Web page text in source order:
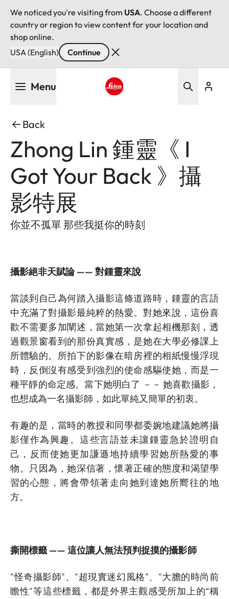
We noticed you're visiting from USA. Choose a different
country or region to view content for your location and
shop online.
USA (English)
Continue
Menu
Back
Zhong Lin 鍾靈《 I
Got Your Back 》攝
影特展
你並不孤單 那些我挺你的時刻
攝影絕非天賦論 —— 對鍾靈來說
當談到自己為何踏入攝影這條道路時，鍾靈的言語
中充滿了對攝影最純粹的熱愛。對她來說，這份喜
歡不需要多加闡述，當她第一次拿起相機那刻，透
過觀景窗看到的那份真實感，是她在大學必修課上
所體驗的。所拍下的影像在暗房裡的相紙慢慢浮現
時，反倒沒有感受到強烈的使命感驅使她，而是一
種平靜的命定感。當下她明白了 －－ 她喜歡攝影，
也想成為一名攝影師，如此單純又簡單的初衷。
有趣的是，當時的教授和同學都委婉地建議她將攝
影僅作為興趣。這些言語並未讓鍾靈急於證明自
己，反而使她更加謙遜地持續學習她所熱愛的事
物。只因為，她深信著，懷著正確的態度和渴望學
習的心態，將會帶領著走向她到達她所嚮往的地
方。
撕開標籤 —— 這位讓人無法預判捉摸的攝影師
"怪奇攝影師"、"超現實迷幻風格"、"大膽的時尚前
瞻性"等這些標籤，都是外界主觀感受所加上的“稱